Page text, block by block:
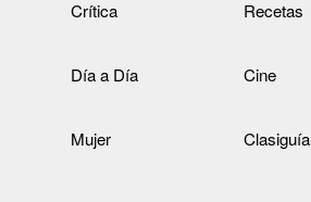
Crítica Recetas
Día a Día Cine
Mujer Clasiguía